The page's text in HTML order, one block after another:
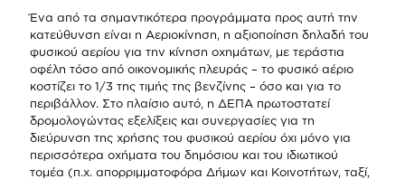
Ένα από τα σημαντικότερα προγράμματα προς αυτή την
κατεύθυνση είναι η Αεριοκίνηση, η αξιοποίηση δηλαδή του
φυσικού αερίου για την κίνηση οχημάτων, με τεράστια
οφέλη τόσο από οικονομικής πλευράς – το φυσικό αέριο
κοστίζει το 1/3 της τιμής της βενζίνης – όσο και για το
περιβάλλον. Στο πλαίσιο αυτό, η ΔΕΠΑ πρωτοστατεί
δρομολογώντας εξελίξεις και συνεργασίες για τη
διεύρυνση της χρήσης του φυσικού αερίου όχι μόνο για
περισσότερα οχήματα του δημόσιου και του ιδιωτικού
τομέα (π.χ. απορριμματοφόρα Δήμων και Κοινοτήτων, ταξί,